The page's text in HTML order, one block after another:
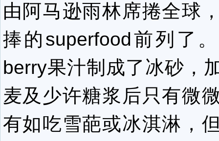
由阿马逊雨林席捲全球
捧的superfood前列了
berry果汁制成了冰砂，
麦及少许糖浆后只有微
有如吃雪葩或冰淇淋，